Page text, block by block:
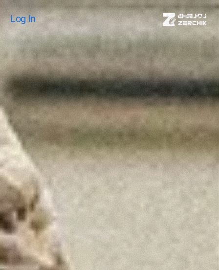
Log In
Log In